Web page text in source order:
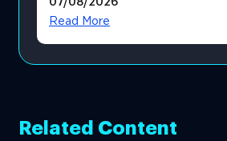
โดยตรง
Read More
Related Content